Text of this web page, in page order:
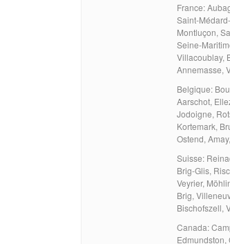
France:
Saint-
Montluçon,
Seine-
Villacoublay,
Annemasse,
Belgique:
Aarschot,
Jodoigne,
Kortemark,
Ostend,
Suisse:
Brig-Glis,
Veyrier,
Brig,
Bischofszell,
Canada:
Edmundston,